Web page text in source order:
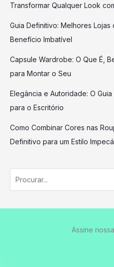
Transformar Qualquer Look
Guia Definitivo: Melhores
Benefício Imbatível
Capsule Wardrobe: O Que É,
para Montar o Seu
Elegância e Autoridade: O
para o Escritório
Como Combinar Cores nas
Definitivo para um Estilo
Assine